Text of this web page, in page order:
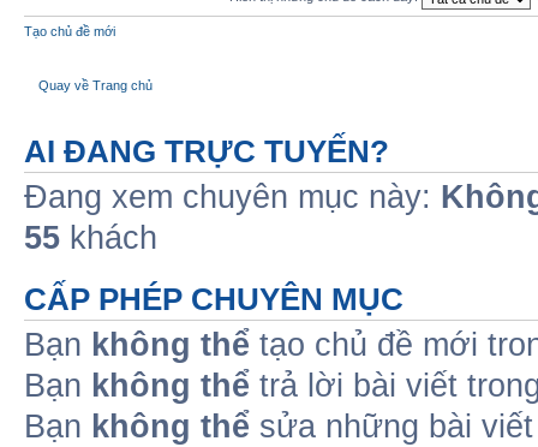
Tạo chủ đề mới
Quay về Trang chủ
AI ĐANG TRỰC TUYẾN?
Đang xem chuyên mục này:
55 khách
CẤP PHÉP CHUYÊN MỤC
Bạn không thể tạo chủ đề mới
Bạn không thể trả lời bài viết
Bạn không thể sửa những bài